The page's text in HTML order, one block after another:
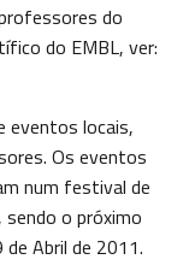
do
do EMBL, ver:
eventos locais,
Os eventos
num festival de
sendo o próximo
de Abril de 2011.